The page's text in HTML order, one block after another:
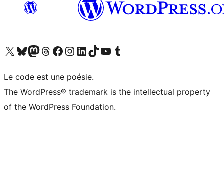
Visitez notre compte X (précédemment Twitter)
Visiter notre compte Bluesky
Visiter notre compte Mastodon
Visiter notre compte Threads
Consulter notre compte Facebook
Consulter notre compte Instagram
Consulter notre compte LinkedIn
Visiter notre compte TokTok
Visiter notre chaîne YouTube
Visiter notre compte Tumblr
Le code est une poésie.
The WordPress® trademark is the intellectual property
of the WordPress Foundation.